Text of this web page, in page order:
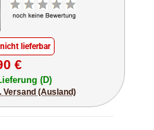
lieferbar
€
(D)
Versand (Ausland)